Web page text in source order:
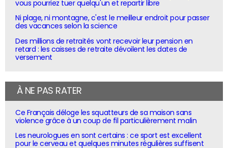
vous pourriez tuer quelqu'un et repartir libre
Ni plage, ni montagne, c'est le meilleur endroit pour passer
des vacances selon la science
Des millions de retraités vont recevoir leur pension en
retard : les caisses de retraite dévoilent les dates de
versement
À NE PAS RATER
Ce Français déloge les squatteurs de sa maison sans
violence grâce à un coup de fil particulièrement malin
Les neurologues en sont certains : ce sport est excellent
pour le cerveau et quelques minutes régulières suffisent